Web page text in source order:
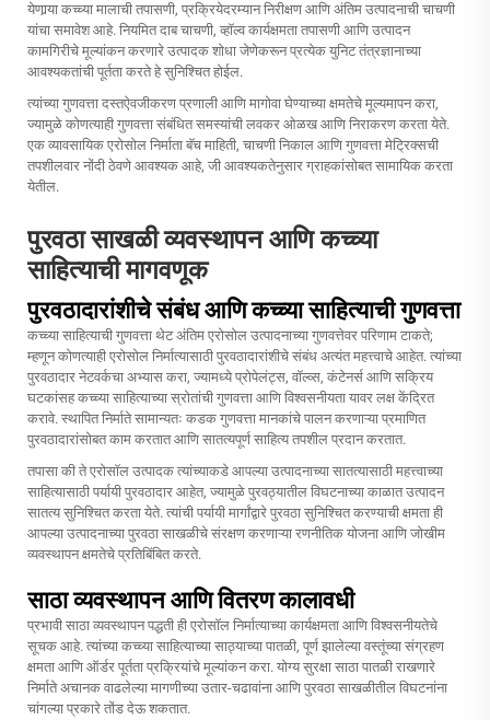
येणार्‍या कच्च्या मालाची तपासणी, प्रक्रियेदरम्यान निरीक्षण आणि अंतिम उत्पादनाची चाचणी
यांचा समावेश आहे. नियमित दाब चाचणी, व्हॉल्व कार्यक्षमता तपासणी आणि उत्पादन
कामगिरीचे मूल्यांकन करणारे उत्पादक शोधा जेणेकरून प्रत्येक युनिट तंत्रज्ञानाच्या
आवश्यकतांची पूर्तता करते हे सुनिश्चित होईल.
त्यांच्या गुणवत्ता दस्तऐवजीकरण प्रणाली आणि मागोवा घेण्याच्या क्षमतेचे मूल्यमापन करा,
ज्यामुळे कोणत्याही गुणवत्ता संबंधित समस्यांची लवकर ओळख आणि निराकरण करता येते.
एक व्यावसायिक एरोसोल निर्माता बॅच माहिती, चाचणी निकाल आणि गुणवत्ता मेट्रिक्सची
तपशीलवार नोंदी ठेवणे आवश्यक आहे, जी आवश्यकतेनुसार ग्राहकांसोबत सामायिक करता
येतील.
पुरवठा साखळी व्यवस्थापन आणि कच्च्या
साहित्याची मागवणूक
पुरवठादारांशीचे संबंध आणि कच्च्या साहित्याची गुणवत्ता
कच्च्या साहित्याची गुणवत्ता थेट अंतिम एरोसोल उत्पादनाच्या गुणवत्तेवर परिणाम टाकते;
म्हणून कोणत्याही एरोसोल निर्मात्यासाठी पुरवठादारांशीचे संबंध अत्यंत महत्त्वाचे आहेत. त्यांच्या
पुरवठादार नेटवर्कचा अभ्यास करा, ज्यामध्ये प्रोपेलंट्स, वॉल्व्स, कंटेनर्स आणि सक्रिय
घटकांसह कच्च्या साहित्याच्या स्रोतांची गुणवत्ता आणि विश्वसनीयता यावर लक्ष केंद्रित
करावे. स्थापित निर्माते सामान्यतः कडक गुणवत्ता मानकांचे पालन करणाऱ्या प्रमाणित
पुरवठादारांसोबत काम करतात आणि सातत्यपूर्ण साहित्य तपशील प्रदान करतात.
तपासा की तेएरोसॉल उत्पादक त्यांच्याकडे आपल्या उत्पादनाच्या सातत्यासाठी महत्त्वाच्या
साहित्यासाठी पर्यायी पुरवठादार आहेत, ज्यामुळे पुरवठ्यातील विघटनाच्या काळात उत्पादन
सातत्य सुनिश्चित करता येते. त्यांची पर्यायी मार्गांद्वारे पुरवठा सुनिश्चित करण्याची क्षमता ही
आपल्या उत्पादनाच्या पुरवठा साखळीचे संरक्षण करणाऱ्या रणनीतिक योजना आणि जोखीम
व्यवस्थापन क्षमतेचे प्रतिबिंबित करते.
साठा व्यवस्थापन आणि वितरण कालावधी
प्रभावी साठा व्यवस्थापन पद्धती ही एरोसॉल निर्मात्याच्या कार्यक्षमता आणि विश्वसनीयतेचे
सूचक आहे. त्यांच्या कच्च्या साहित्याच्या साठ्याच्या पातळी, पूर्ण झालेल्या वस्तूंच्या संग्रहण
क्षमता आणि ऑर्डर पूर्तता प्रक्रियांचे मूल्यांकन करा. योग्य सुरक्षा साठा पातळी राखणारे
निर्माते अचानक वाढलेल्या मागणीच्या उतार-चढावांना आणि पुरवठा साखळीतील विघटनांना
चांगल्या प्रकारे तोंड देऊ शकतात.